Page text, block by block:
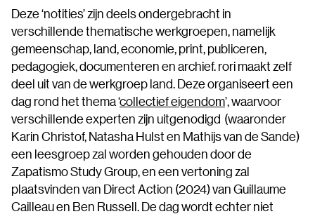
Deze ‘notities’ zijn deels ondergebracht in
verschillende thematische werkgroepen, namelijk
gemeenschap, land, economie, print, publiceren,
pedagogiek, documenteren en archief. rori maakt zelf
deel uit van de werkgroep land. Deze organiseert een
dag rond het thema ‘collectief eigendom’, waarvoor
verschillende experten zijn uitgenodigd (waaronder
Karin Christof, Natasha Hulst en Mathijs van de Sande)
een leesgroep zal worden gehouden door de
Zapatismo Study Group, en een vertoning zal
plaatsvinden van Direct Action (2024) van Guillaume
Cailleau en Ben Russell. De dag wordt echter niet